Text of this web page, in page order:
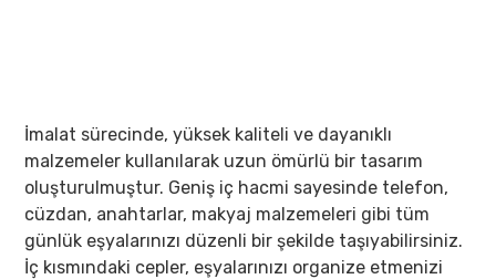
İmalat sürecinde, yüksek kaliteli ve dayanıklı
malzemeler kullanılarak uzun ömürlü bir tasarım
oluşturulmuştur. Geniş iç hacmi sayesinde telefon,
cüzdan, anahtarlar, makyaj malzemeleri gibi tüm
günlük eşyalarınızı düzenli bir şekilde taşıyabilirsiniz.
İç kısmındaki cepler, eşyalarınızı organize etmenizi